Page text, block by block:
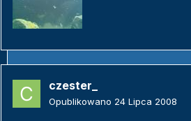
czester_
Opublikowano 24 Lipca 2008